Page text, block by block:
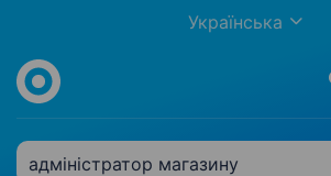
Українська
адміністратор магазину